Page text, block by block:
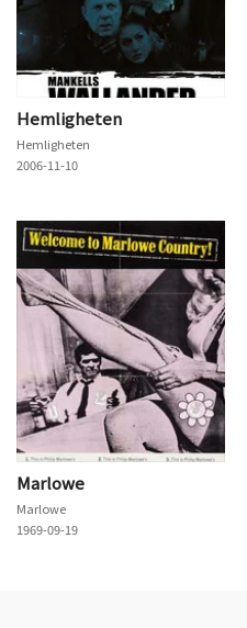
Hemligheten
Hemligheten
2006-11-10
Marlowe
Marlowe
1969-09-19